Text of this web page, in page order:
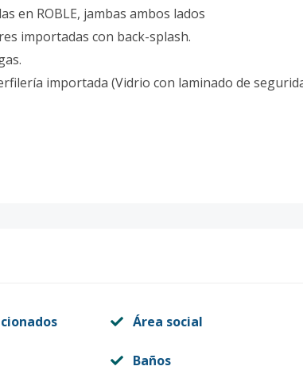
en ROBLE, jambas ambos lados
importadas con back-splash.
importada (Vidrio con laminado de
Área social
Baños